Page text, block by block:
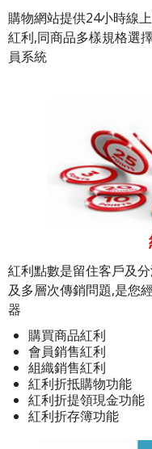
購物網站提供24小時線
紅利,同商品多樣規格選
員系統
紅利點數是留住客戶及
及多層次傳銷問題,是您
器
購買商品紅利
會員銷售紅利
組織銷售紅利
紅利折抵購物功能
紅利折提領現金功能
紅利折存簿功能